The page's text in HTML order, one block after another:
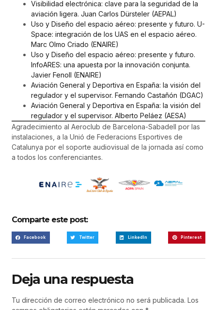
Visibilidad electrónica: clave para la seguridad de la
aviación ligera. Juan Carlos Dürsteler (AEPAL)
Uso y Diseño del espacio aéreo: presente y futuro. U-
Space: integración de los UAS en el espacio aéreo.
Marc Olmo Criado (ENAIRE)
Uso y Diseño del espacio aéreo: presente y futuro.
InfoARES: una apuesta por la innovación conjunta.
Javier Fenoll (ENAIRE)
Aviación General y Deportiva en España: la visión del
regulador y el supervisor. Fernando Castañón (DGAC)
Aviación General y Deportiva en España: la visión del
regulador y el supervisor. Alberto Peláez (AESA)
Agradecimiento al Aeroclub de Barcelona-Sabadell por las
instalaciones, a la Unió de Federacions Esportives de
Catalunya por el soporte audiovisual de la jornada así como
a todos los conferenciantes.
Comparte este post:
Facebook Twitter LinkedIn Pinterest
Deja una respuesta
Tu dirección de correo electrónico no será publicada. Los